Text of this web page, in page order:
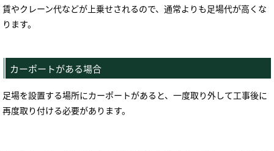
賃やクレーン代などが上乗せされるので、通常よりも足場代が高くな
ります。
カーポートがある場合
足場を設置する場所にカーポートがあると、一度取り外して工事後に
再度取り付ける必要があります。